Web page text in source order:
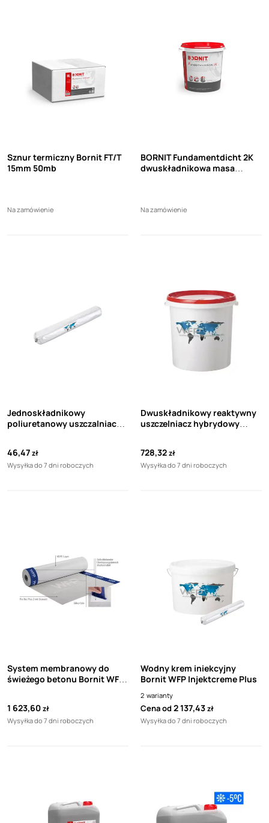
Sznur termiczny Bornit FT/T
15mm 50mb
Na zamówienie
BORNIT Fundamentdicht 2K
dwuskładnikowa masa
Na zamówienie
Jednoskładnikowy
poliuretanowy uszczalniacz
46,47zł
Wysyłka do 7 dni roboczych
Dwuskładnikowy reaktywny
uszczelniacz hybrydowy
728,32zł
Wysyłka do 7 dni roboczych
System membranowy do
świeżego betonu Bornit WFP
1 623,60zł
Wysyłka do 7 dni roboczych
Wodny krem iniekcyjny
Bornit WFP Injektcreme Plus
2 warianty
Cena od2 137,43zł
Wysyłka do 7 dni roboczych